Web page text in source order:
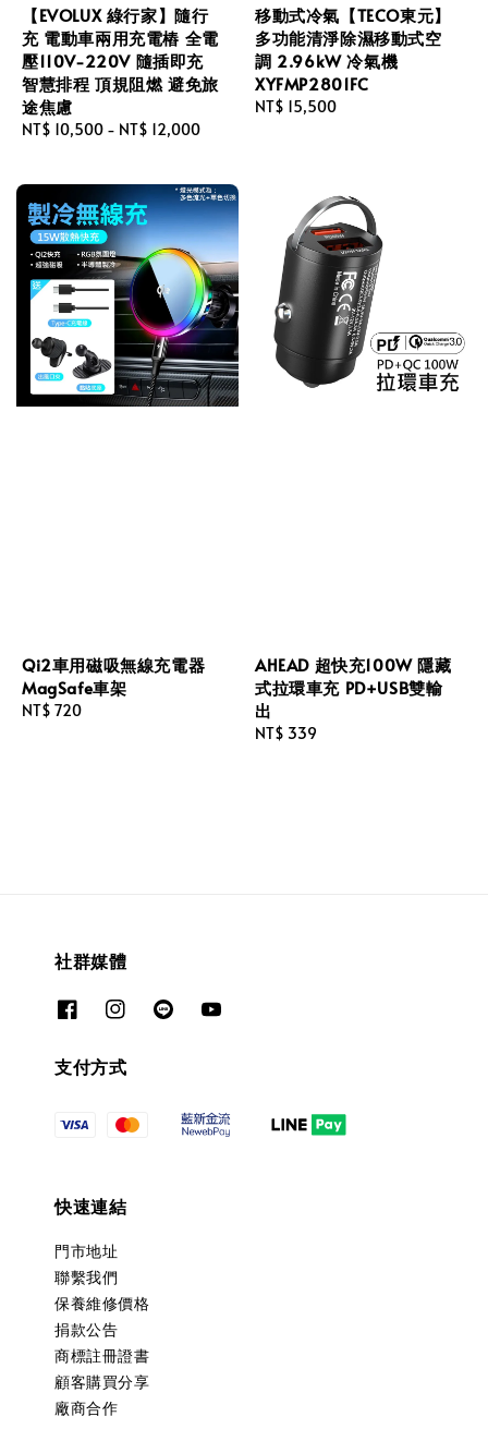
【EVOLUX 綠行家】隨行
充 電動車兩用充電樁 全電
壓110V-220V 隨插即充
智慧排程 頂規阻燃 避免旅
途焦慮
Regular
NT$ 10,500 - NT$ 12,000
移動式冷氣【TECO東元】
多功能清淨除濕移動式空
調 2.96kW 冷氣機
XYFMP2801FC
Regular
NT$ 15,500
Qi2車用磁吸無線充電器
MagSafe車架
Regular
NT$ 720
AHEAD 超快充100W 隱藏
式拉環車充 PD+USB雙輸
出
Regular
NT$ 339
社群媒體
支付方式
快速連結
門市地址
聯繫我們
保養維修價格
捐款公告
商標註冊證書
顧客購買分享
廠商合作